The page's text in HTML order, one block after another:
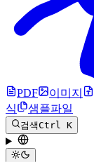
PDF 이미지
식
샘플파일
검색Ctrl K